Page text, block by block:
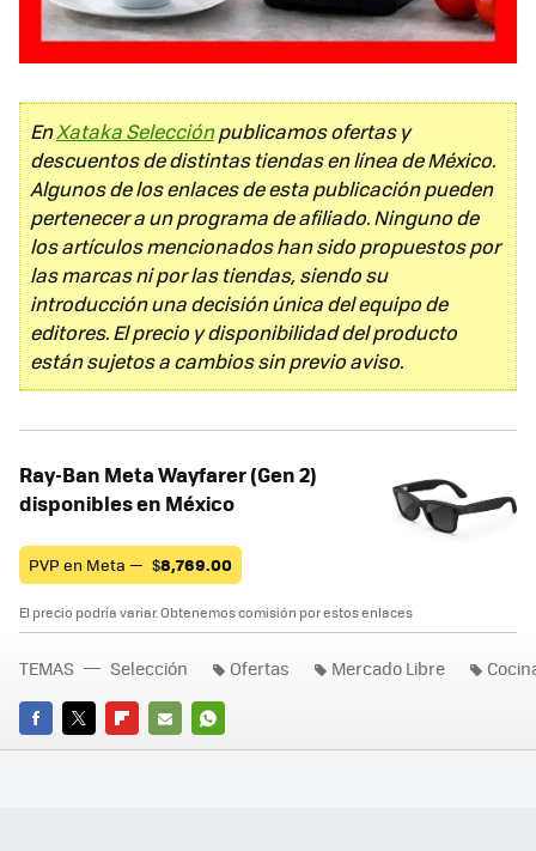
EnXataka Selecciónpublicamos ofertas y
descuentos de distintas tiendas en línea de México.
Algunos de los enlaces de esta publicación pueden
pertenecer a un programa de afiliado. Ninguno de
los artículos mencionados han sido propuestos por
las marcas ni por las tiendas, siendo su
introducción una decisión única del equipo de
editores. El precio y disponibilidad del producto
están sujetos a cambios sin previo aviso.
Ray-Ban Meta Wayfarer (Gen 2)
disponibles en México
PVP en Meta — $8,769.00
El precio podría variar. Obtenemos comisión por estos enlaces
FACEBOOK
TWITTERFLIPBOARD
E-
WHATSAPP
TEMAS Selección Ofertas Mercado Libre